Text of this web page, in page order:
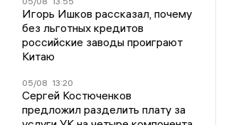
Игорь Ишков рассказал, почему
без льготных кредитов
российские заводы проиграют
Китаю
05/08 13:20
Сергей Костюченков
предложил разделить плату за